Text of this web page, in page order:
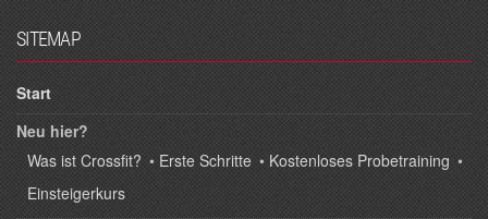
SITEMAP
Start
Neu hier?
Was ist Crossfit? • Erste Schritte • Kostenloses Probetraining •
Einsteigerkurs